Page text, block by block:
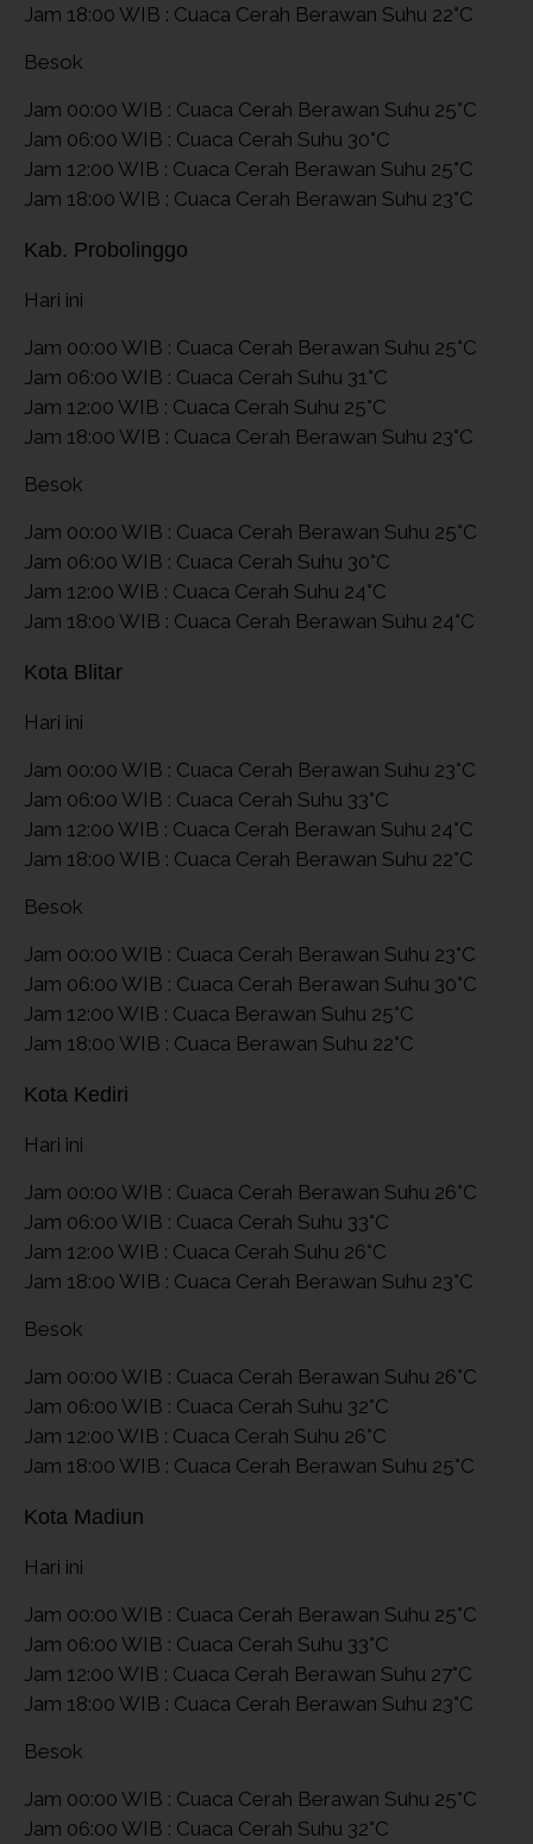
Jam 18:00 WIB : Cuaca Cerah Berawan Suhu 22°C
Besok
Jam 00:00 WIB : Cuaca Cerah Berawan Suhu 25°C
Jam 06:00 WIB : Cuaca Cerah Suhu 30°C
Jam 12:00 WIB : Cuaca Cerah Berawan Suhu 25°C
Jam 18:00 WIB : Cuaca Cerah Berawan Suhu 23°C
Kab. Probolinggo
Hari ini
Jam 00:00 WIB : Cuaca Cerah Berawan Suhu 25°C
Jam 06:00 WIB : Cuaca Cerah Suhu 31°C
Jam 12:00 WIB : Cuaca Cerah Suhu 25°C
Jam 18:00 WIB : Cuaca Cerah Berawan Suhu 23°C
Besok
Jam 00:00 WIB : Cuaca Cerah Berawan Suhu 25°C
Jam 06:00 WIB : Cuaca Cerah Suhu 30°C
Jam 12:00 WIB : Cuaca Cerah Suhu 24°C
Jam 18:00 WIB : Cuaca Cerah Berawan Suhu 24°C
Kota Blitar
Hari ini
Jam 00:00 WIB : Cuaca Cerah Berawan Suhu 23°C
Jam 06:00 WIB : Cuaca Cerah Suhu 33°C
Jam 12:00 WIB : Cuaca Cerah Berawan Suhu 24°C
Jam 18:00 WIB : Cuaca Cerah Berawan Suhu 22°C
Besok
Jam 00:00 WIB : Cuaca Cerah Berawan Suhu 23°C
Jam 06:00 WIB : Cuaca Cerah Berawan Suhu 30°C
Jam 12:00 WIB : Cuaca Berawan Suhu 25°C
Jam 18:00 WIB : Cuaca Berawan Suhu 22°C
Kota Kediri
Hari ini
Jam 00:00 WIB : Cuaca Cerah Berawan Suhu 26°C
Jam 06:00 WIB : Cuaca Cerah Suhu 33°C
Jam 12:00 WIB : Cuaca Cerah Suhu 26°C
Jam 18:00 WIB : Cuaca Cerah Berawan Suhu 23°C
Besok
Jam 00:00 WIB : Cuaca Cerah Berawan Suhu 26°C
Jam 06:00 WIB : Cuaca Cerah Suhu 32°C
Jam 12:00 WIB : Cuaca Cerah Suhu 26°C
Jam 18:00 WIB : Cuaca Cerah Berawan Suhu 25°C
Kota Madiun
Hari ini
Jam 00:00 WIB : Cuaca Cerah Berawan Suhu 25°C
Jam 06:00 WIB : Cuaca Cerah Suhu 33°C
Jam 12:00 WIB : Cuaca Cerah Berawan Suhu 27°C
Jam 18:00 WIB : Cuaca Cerah Berawan Suhu 23°C
Besok
Jam 00:00 WIB : Cuaca Cerah Berawan Suhu 25°C
Jam 06:00 WIB : Cuaca Cerah Suhu 32°C